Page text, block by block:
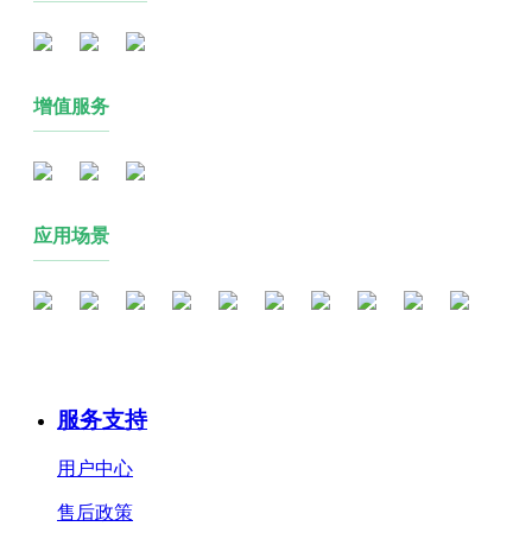
增值服务
应用场景
服务支持
用户中心
售后政策